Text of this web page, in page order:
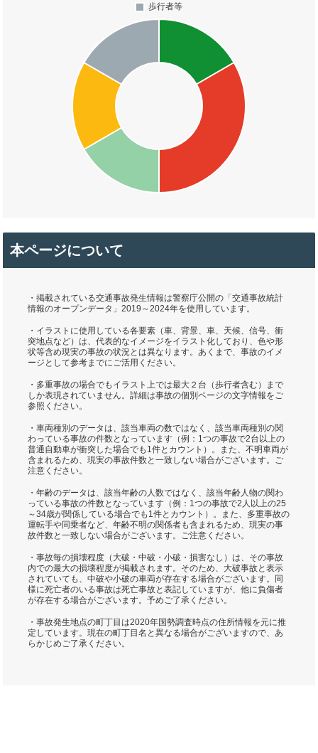
本ページについて
・掲載されている交通事故発生情報は警察庁公開の「交通事故統計
情報のオープンデータ」2019～2024年を使用しています。
・イラストに使用している各要素（車、背景、車、天候、信号、衝
突地点など）は、代表的なイメージをイラスト化しており、色や形
状等含め現実の事故の状況とは異なります。あくまで、事故のイメ
ージとして参考までにご活用ください。
・多重事故の場合でもイラスト上では最大２台（歩行者含む）まで
しか表現されていません。詳細は事故の個別ページの文字情報をご
参照ください。
・車両種別のデータは、該当車両の数ではなく、該当車両種別の関
わっている事故の件数となっています（例：1つの事故で2台以上の
普通自動車が衝突した場合でも1件とカウント）。また、不明車両が
含まれるため、現実の事故件数と一致しない場合がございます。ご
注意ください。
・年齢のデータは、該当年齢の人数ではなく、該当年齢人物の関わ
っている事故の件数となっています（例：1つの事故で2人以上の25
～34歳が関係している場合でも1件とカウント）。また、多重事故の
運転手や同乗者など、年齢不明の関係者も含まれるため、現実の事
故件数と一致しない場合がございます。ご注意ください。
・事故毎の損壊程度（大破・中破・小破・損害なし）は、その事故
内での最大の損壊程度が掲載されます。そのため、大破事故と表示
されていても、中破や小破の車両が存在する場合がございます。同
様に死亡者のいる事故は死亡事故と表記していますが、他に負傷者
が存在する場合がございます。予めご了承ください。
・事故発生地点の町丁目は2020年国勢調査時点の住所情報を元に推
定しています。現在の町丁目名と異なる場合がございますので、あ
らかじめご了承ください。